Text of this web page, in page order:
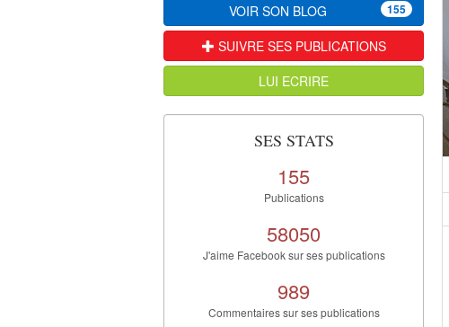
VOIR SON BLOG 155
SUIVRE SES PUBLICATIONS
LUI ECRIRE
SES STATS
155
Publications
58050
J'aime Facebook sur ses publications
989
Commentaires sur ses publications